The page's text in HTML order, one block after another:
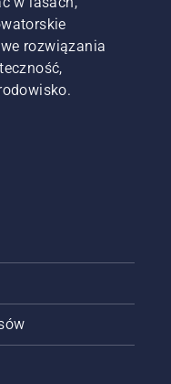
kosiarek
rozwiązania